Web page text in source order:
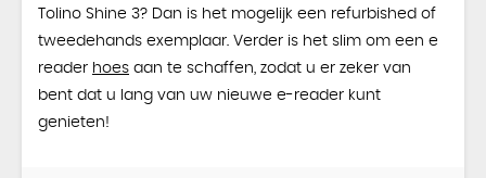
Tolino Shine 3? Dan is het mogelijk een refurbished of
tweedehands exemplaar. Verder is het slim om een e
reader hoes aan te schaffen, zodat u er zeker van
bent dat u lang van uw nieuwe e-reader kunt
genieten!